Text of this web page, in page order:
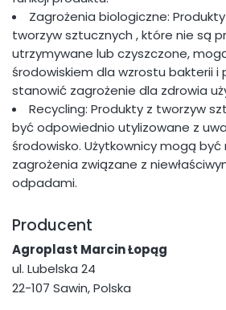
Zagrożenia biologiczne:
tworzyw sztucznych , które nie są
utrzymywane lub czyszczone,
środowiskiem dla wzrostu bakterii i
stanowić zagrożenie dla zdrowia
Recycling: Produkty z tworzyw
być odpowiednio utylizowane z
środowisko. Użytkownicy mogą być
zagrożenia związane z
odpadami.
Producent
Agroplast Marcin Łopąg
ul. Lubelska 24
22-107 Sawin, Polska